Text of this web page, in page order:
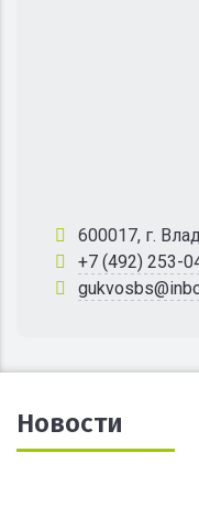
600017, г.
+7 (492) 253-
Новости